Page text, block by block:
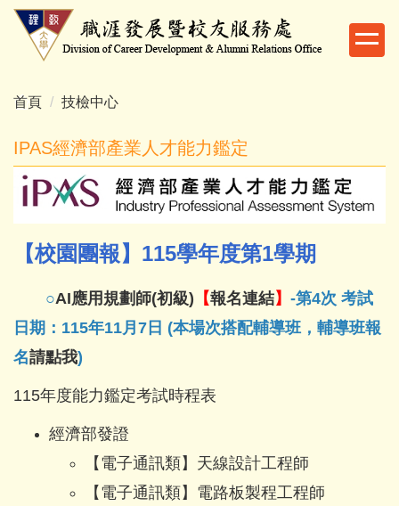
跳
內
區
首頁 技檢中心
IPAS經濟部產業人才能力鑑定
【校園團報】115學年度第1學期
○AI應用規劃師(初級) 【報名連結】 -第4次 考試
日期：115年11月7日 (本場次搭配輔導班，輔導班報
名請點我)
115年度能力鑑定考試時程表
經濟部發證
【電子通訊類】 天線設計工程師
【電子通訊類】 電路板製程工程師